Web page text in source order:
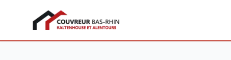
Couvreur Bas-Rhin